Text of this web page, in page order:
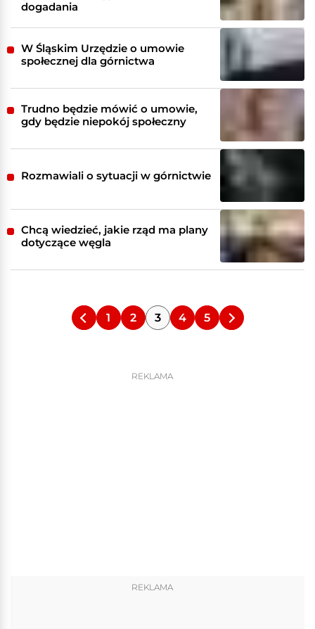
dogadania
W Śląskim Urzędzie o umowie
społecznej dla górnictwa
Trudno będzie mówić o umowie,
gdy będzie niepokój społeczny
Rozmawiali o sytuacji w górnictwie
Chcą wiedzieć, jakie rząd ma plany
dotyczące węgla
1 2 3 4 5
REKLAMA
REKLAMA